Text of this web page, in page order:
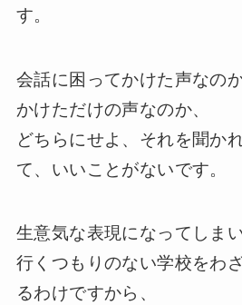
す。
会話に困ってかけた声なの
かけただけの声なのか、
どちらにせよ、それを聞か
て、いいことがないです。
生意気な表現になってしま
行くつもりのない学校をわ
るわけですから、